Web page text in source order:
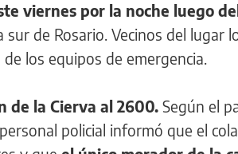
viernes por la noche luego
sur de Rosario. Vecinos del lugar
los equipos de emergencia.
de la Cierva al 2600. Según el
policial informó que el